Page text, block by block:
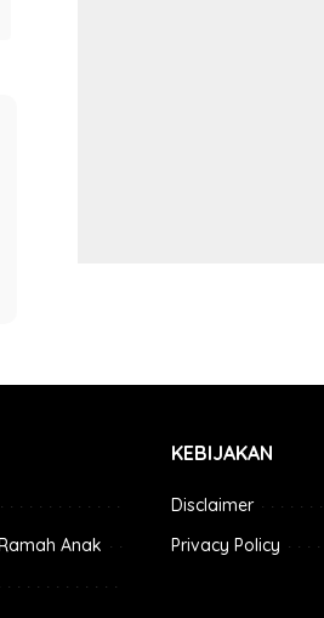
Anak
KEBIJAKAN
Disclaimer
Privacy Policy